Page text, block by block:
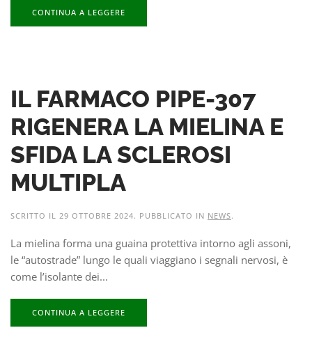
CONTINUA A LEGGERE
IL FARMACO PIPE-307
RIGENERA LA MIELINA E
SFIDA LA SCLEROSI
MULTIPLA
SCRITTO IL 29 OTTOBRE 2024. PUBBLICATO IN NEWS.
La mielina forma una guaina protettiva intorno agli assoni,
le “autostrade” lungo le quali viaggiano i segnali nervosi, è
come l’isolante dei...
CONTINUA A LEGGERE